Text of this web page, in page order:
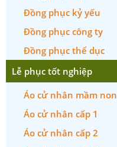
Đồng phục kỷ yếu
Đồng phục công ty
Đồng phục thể dục
Lễ phục tốt nghiệp
Áo cử nhân mầm non
Áo cử nhân cấp 1
Áo cử nhân cấp 2